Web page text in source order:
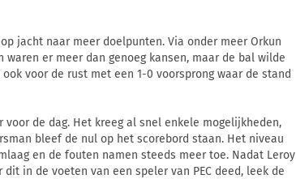
jacht naar meer doelpunten. Via onder meer Orkun
waren er meer dan genoeg kansen, maar de bal wilde
voor de rust met een 1-0 voorsprong waar de stand
voor de dag. Het kreeg al snel enkele mogelijkheden,
bleef de nul op het scorebord staan. Het niveau
en de fouten namen steeds meer toe. Nadat Leroy
in de voeten van een speler van PEC deed, leek de